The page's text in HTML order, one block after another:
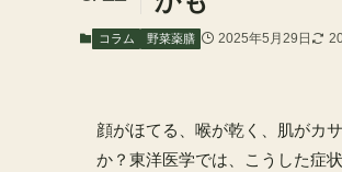
コラム 野菜薬膳 2025年5月29日
顔がほてる、喉が乾く、肌がカ
か？東洋医学では、こうした症